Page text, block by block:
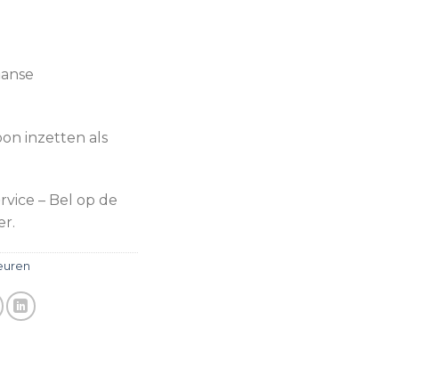
inzetten als
– Bel op de